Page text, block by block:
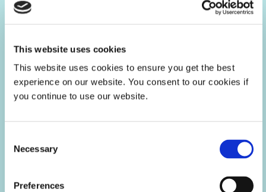
This website uses cookies
This website uses cookies to ensure you get the best
experience on our website. You consent to our cookies if
you continue to use our website.
Selection
Necessary
Preferences